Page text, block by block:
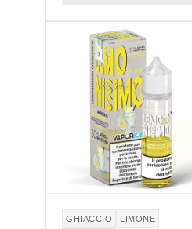
GHIACCIO
LIMONE
NON DISPONIBILE